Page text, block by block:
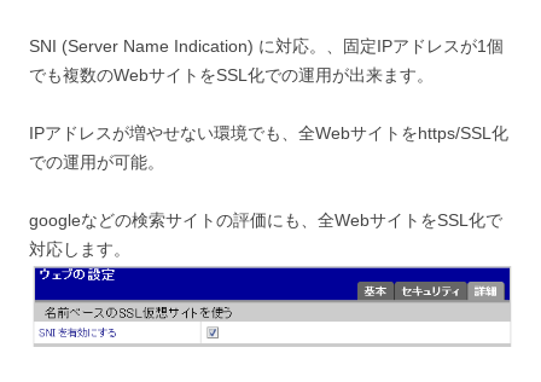
SNI (Server Name Indication) に対応。、固定IPアドレスが1個
でも複数のWebサイトをSSL化での運用が出来ます。
IPアドレスが増やせない環境でも、全Webサイトをhttps/SSL化
での運用が可能。
googleなどの検索サイトの評価にも、全WebサイトをSSL化で
対応します。